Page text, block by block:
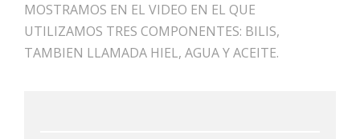
MOSTRAMOS EN EL VIDEO EN EL QUE
UTILIZAMOS TRES COMPONENTES: BILIS,
TAMBIEN LLAMADA HIEL, AGUA Y ACEITE.